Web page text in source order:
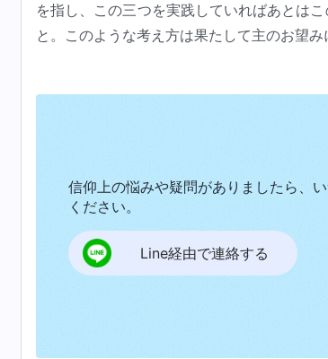
を指し、この三つを実践していればあとは
と。このような考え方は果たして主のお望
信仰上の悩みや疑問がありましたら、
ください。
Line経由で連絡する